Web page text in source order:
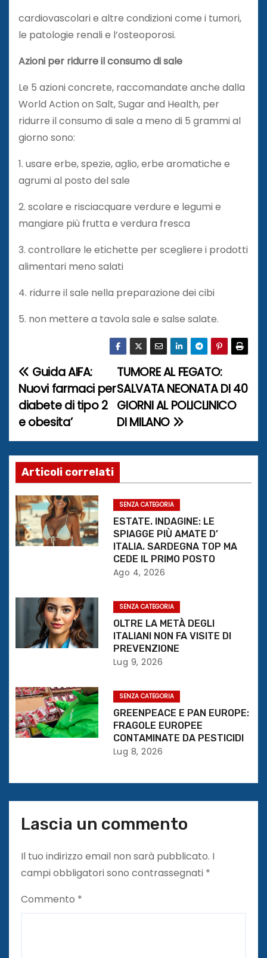
cardiovascolari e altre condizioni come i tumori,
le patologie renali e l’osteoporosi.
Azioni per ridurre il consumo di sale
Le 5 azioni concrete, raccomandate anche dalla
World Action on Salt, Sugar and Health, per
ridurre il consumo di sale a meno di 5 grammi al
giorno sono:
1. usare erbe, spezie, aglio, erbe aromatiche e
agrumi al posto del sale
2. scolare e risciacquare verdure e legumi e
mangiare più frutta e verdura fresca
3. controllare le etichette per scegliere i prodotti
alimentari meno salati
4. ridurre il sale nella preparazione dei cibi
5. non mettere a tavola sale e salse salate.
N
a
v
i
g
a
z
i
n
e
a
t
i
o
l
i
TUMORE AL FEGATO:
SALVATA NEONATA DI 40
GIORNI AL POLICLINICO
DI MILANO
Guida AIFA:
Nuovi farmaci per
diabete di tipo 2
e obesita’
Articoli correlati
SENZA CATEGORIA
ESTATE. INDAGINE: LE
SPIAGGE PIÙ AMATE D’
ITALIA. SARDEGNA TOP MA
CEDE IL PRIMO POSTO
Ago 4, 2026
SENZA CATEGORIA
OLTRE LA METÀ DEGLI
ITALIANI NON FA VISITE DI
PREVENZIONE
Lug 9, 2026
SENZA CATEGORIA
GREENPEACE E PAN EUROPE:
FRAGOLE EUROPEE
CONTAMINATE DA PESTICIDI
Lug 8, 2026
Lascia un commento
Il tuo indirizzo email non sarà pubblicato. I
campi obbligatori sono contrassegnati *
Commento *